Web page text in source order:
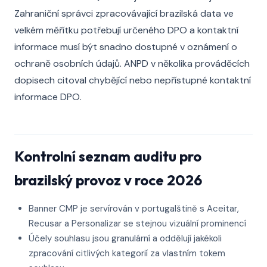
Zahraniční správci zpracovávající brazilská data ve
velkém měřítku potřebují určeného DPO a kontaktní
informace musí být snadno dostupné v oznámení o
ochraně osobních údajů. ANPD v několika prováděcích
dopisech citoval chybějící nebo nepřístupné kontaktní
informace DPO.
Kontrolní seznam auditu pro
brazilský provoz v roce 2026
Banner CMP je servírován v portugalštině s Aceitar,
Recusar a Personalizar se stejnou vizuální prominencí
Účely souhlasu jsou granulární a oddělují jakékoli
zpracování citlivých kategorií za vlastním tokem